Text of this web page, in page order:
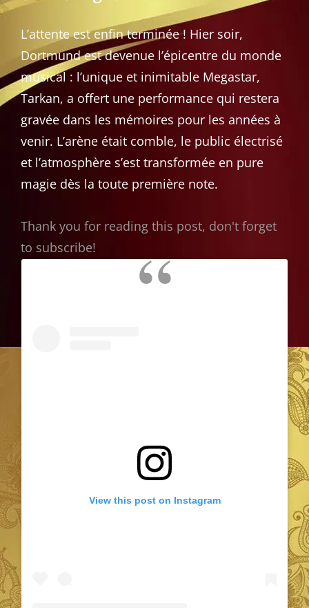
L’attente est enfin terminée ! Hier soir,
Dortmund est devenue l’épicentre du monde
musical : l’unique et inimitable Megastar,
Tarkan, a offert une performance qui restera
gravée dans les mémoires pour les années à
venir. L’arène était comble, le public électrisé
et l’atmosphère s’est transformée en pure
magie dès la toute première note.
Thank you for reading this post, don't forget
to subscribe!
View this post on Instagram